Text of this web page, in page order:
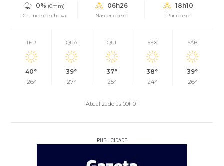
0% (0mm)
Chance de chuva
06h26
Nascer do sol
18h10
Pôr do sol
TER
40°
26°
QUA
39°
27°
QUI
37°
25°
SEX
38°
24°
SÁB
39°
26°
Atualizado às 00h01
PUBLICIDADE